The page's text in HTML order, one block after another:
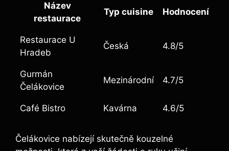
Název
restaurace
Typ cuisine Hodnocení
Restaurace U
Hradeb
Česká 4.8/5
Gurmán
Čelákovice
Mezinárodní 4.7/5
Café Bistro Kavárna 4.6/5
Čelákovice nabízejí skutečně kouzelné